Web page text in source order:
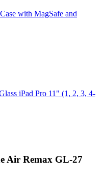
with MagSafe and
iPad Pro 11" (1, 2, 3, 4-
Air Remax GL-27